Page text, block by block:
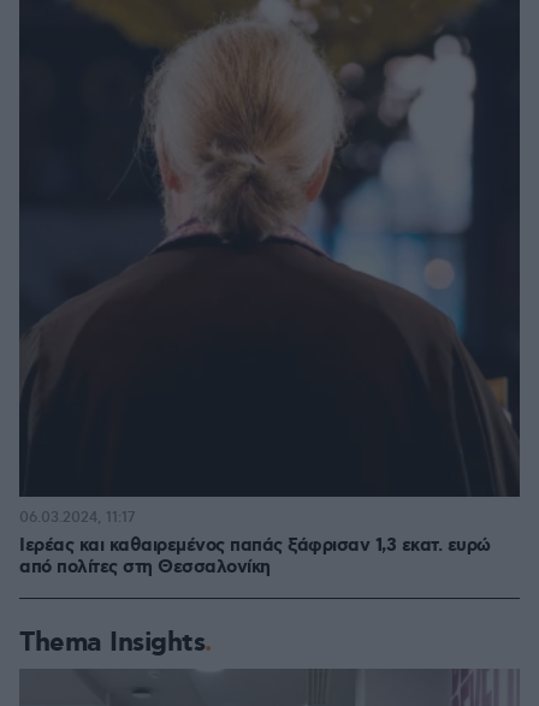
Ιερέας και καθαιρεμένος παπάς ξάφρισαν 1,3 εκατ. ευρώ
από πολίτες στη Θεσσαλονίκη
06.03.2024, 11:17
Thema Insights